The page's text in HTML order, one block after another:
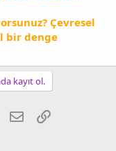
Çevresel
bir denge
kayıt ol.
E-postaLink